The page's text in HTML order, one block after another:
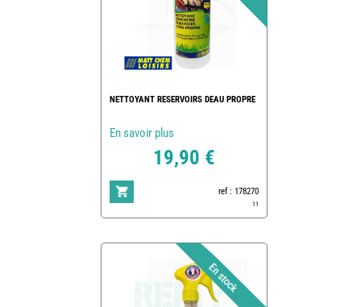
NETTOYANT RESERVOIRS DEAU PROPRE
En savoir plus
19,90 €
ref : 178270
11